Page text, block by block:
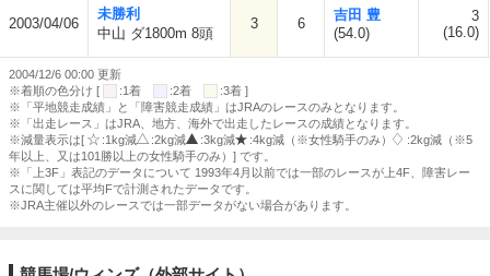
2003/04/06
未勝利
中山 ダ1800m 8頭
3 6
吉田 豊
(54.0)
3
(16.0)
2004/12/6 00:00 更新
※着順の色分け [
:1着 :2着
:3着 ]
※「平地競走成績」と「障害競走成績」はJRAのレースのみとなります。
※「出走レース」はJRA、地方、海外で出走したレースの成績となります。
※減量表示は[
:1kg減 :2kg減 :3kg減 :4kg減（※女性騎手のみ）
:2kg減（※5
年以上、又は101勝以上の女性騎手のみ）] です。
※「上3F」表記のデータについて 1993年4月以前では一部のレースが上4F、障害レー
スに関しては平均Fで計測されたデータです。
※JRA主催以外のレースでは一部データがない場合があります。